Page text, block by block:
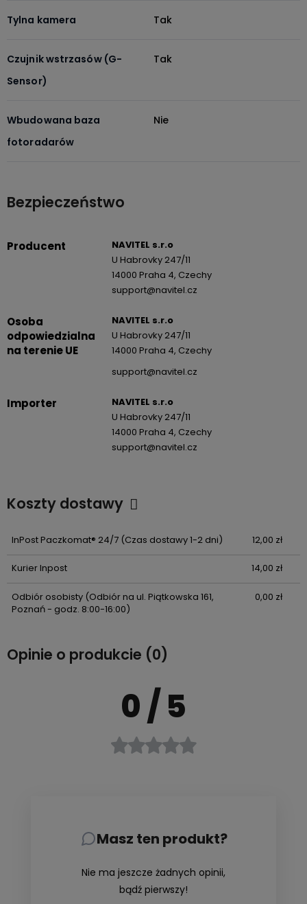
Tylna kamera Tak
Czujnik wstrzasów (G-
Sensor)
Tak
Wbudowana baza
fotoradarów
Nie
Bezpieczeństwo
Producent
NAVITEL s.r.o
U Habrovky 247/11
14000 Praha 4, Czechy
support@navitel.cz
Osoba
odpowiedzialna
na terenie UE
NAVITEL s.r.o
U Habrovky 247/11
14000 Praha 4, Czechy
support@navitel.cz
Importer
NAVITEL s.r.o
U Habrovky 247/11
14000 Praha 4, Czechy
support@navitel.cz
Koszty dostawy
InPost Paczkomat® 24/7(Czas dostawy 1-2 dni) 12,00 zł
Kurier Inpost 14,00 zł
Odbiór osobisty(Odbiór na ul. Piątkowska 161,
Poznań - godz. 8:00-16:00)
0,00 zł
Opinie o produkcie (0)
0/ 5
Masz ten produkt?
Nie ma jeszcze żadnych opinii,
bądź pierwszy!